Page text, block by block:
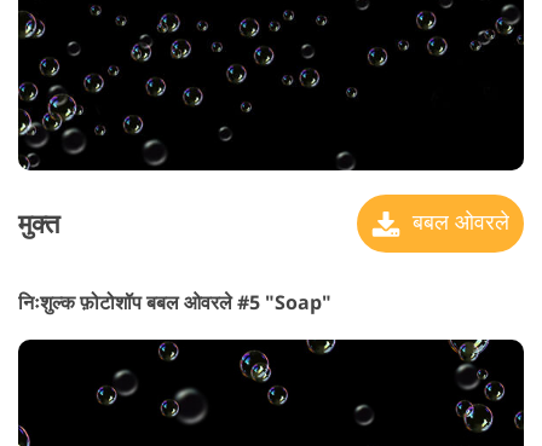
मुक्त बबल ओवरले
निःशुल्क फ़ोटोशॉप बबल ओवरले #5 "Soap"